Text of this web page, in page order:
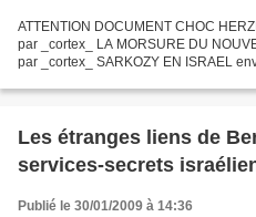
ATTENTION DOCUMENT CHOC
par _cortex_ LA MORSURE DU
par _cortex_ SARKOZY EN ISRAEL
Les étranges liens de
services-secrets
Publié le 30/01/2009 à 14:36